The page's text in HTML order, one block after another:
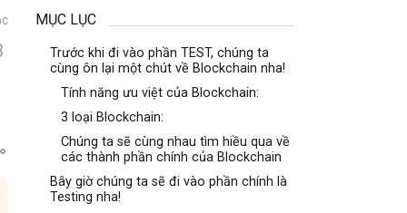
MỤC LỤC
Trước khi đi vào phần TEST, chúng ta
cùng ôn lại một chút về Blockchain nha!
Tính năng ưu việt của Blockchain:
3 loại Blockchain:
Chúng ta sẽ cùng nhau tìm hiều qua về
các thành phần chính của Blockchain
Bây giờ chúng ta sẽ đi vào phần chính là
Testing nha!